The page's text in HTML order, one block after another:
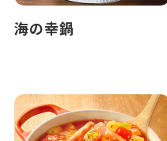
海の幸鍋